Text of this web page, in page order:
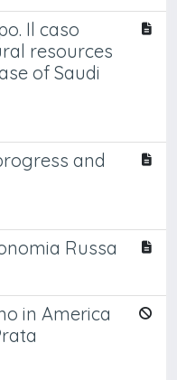
Il caso
resources
of Saudi
and
Russa
in America